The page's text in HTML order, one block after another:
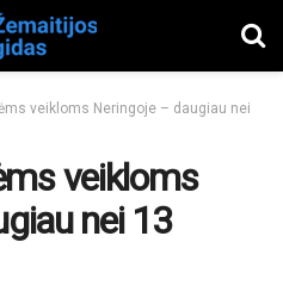
veikloms Neringoje – daugiau nei
veikloms
nei 13